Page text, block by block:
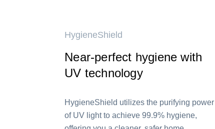
HygieneShield
Near-perfect hygiene with
UV technology
HygieneShield utilizes the purifying power
of UV light to achieve 99.9% hygiene,